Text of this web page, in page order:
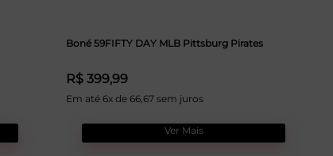
Boné 59FIFTY DAY MLB Pittsburg Pirates
R$ 399,99
Em até 6x de 66,67 sem juros
Ver Mais